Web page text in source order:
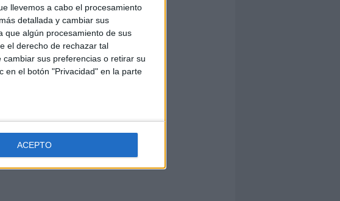
llevemos a cabo el procesamiento
detallada y cambiar sus
que algún procesamiento de sus
el derecho de rechazar tal
sus preferencias o retirar su
en el botón "Privacidad" en la parte
ACEPTO